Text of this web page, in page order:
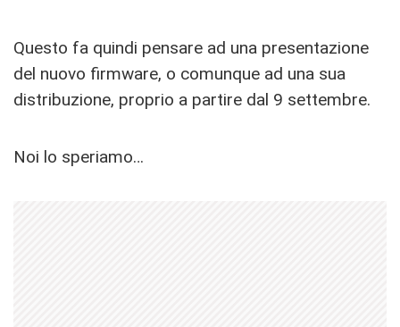
Questo fa quindi pensare ad una presentazione
del nuovo firmware, o comunque ad una sua
distribuzione, proprio a partire dal 9 settembre.
Noi lo speriamo…